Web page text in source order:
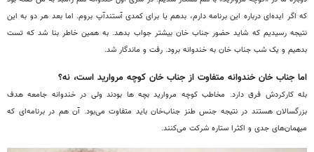
که اگر ایدهای درباره این برنامه دارم، بدهم یا برای کمدی آستندآپ بروم. اما بعد هر دو به این
نتیجه رسیدیم که شاید حضور جناب خان بیشتر جواب بدهد. به همین خاطر بنا شد که تست
بدهیم و یک شب جناب خان به خندوانه برود. رفت و ماندگار شد.
اما جناب خان خندوانه متفاوت از جناب خان کوچه مروارید است، نه؟
بله کارکردش فرق دارد. مخاطب کوچه مروارید بچه ها بودند ولی در خندوانه جامعه هدف
بزرگسالان هستند در نتیجه جنس طنز جنابخان باید متفاوت میبود. آن هم در برنامهای که
میهمانهای جدی و اکثرا ستاره شرکت میکنند.